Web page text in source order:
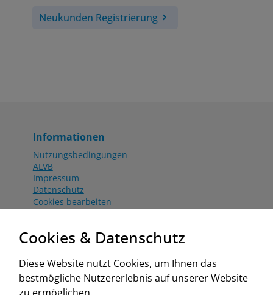
Neukunden Registrierung
Informationen
Nutzungsbedingungen
ALVB
Impressum
Datenschutz
Cookies bearbeiten
Aktionsbedingungen
www.worahnik.at
Zentrale Köttlach
Cookies & Datenschutz
Diese Website nutzt Cookies, um Ihnen das
bestmögliche Nutzererlebnis auf unserer Website